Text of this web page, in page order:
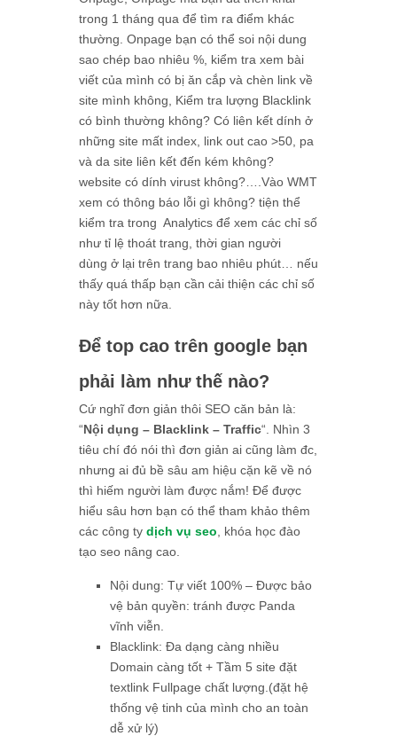
trong 1 tháng qua để tìm ra điểm khác
thường. Onpage bạn có thể soi nội dung
sao chép bao nhiêu %, kiểm tra xem bài
viết của mình có bị ăn cắp và chèn link về
site mình không, Kiểm tra lượng Blacklink
có bình thường không? Có liên kết dính ở
những site mất index, link out cao >50, pa
và da site liên kết đến kém không?
website có dính virust không?….Vào WMT
xem có thông báo lỗi gì không? tiện thể
kiểm tra trong Analytics để xem các chỉ số
như tỉ lệ thoát trang , thời gian người
dùng ở lại trên trang bao nhiêu phút… nếu
thấy quá thấp bạn cần cải thiện các chỉ số
này tốt hơn nữa.
Để top cao trên google bạn
phải làm như thế nào?
Cứ nghĩ đơn giản thôi SEO căn bản là:
“Nội dụng – Blacklink – Traffic“. Nhìn 3
tiêu chí đó nói thì đơn giản ai cũng làm đc,
nhưng ai đủ bề sâu am hiệu cặn kẽ về nó
thì hiếm người làm được nắm! Để được
hiểu sâu hơn bạn có thể tham khảo thêm
các công ty dịch vụ seo , khóa học đào
tạo seo nâng cao.
Nội dung: Tự viết 100% – Được bảo
vệ bản quyền: tránh được Panda
vĩnh viễn.
Blacklink: Đa dạng càng nhiều
Domain càng tốt + Tầm 5 site đặt
textlink Fullpage chất lượng.(đặt hệ
thống vệ tinh của mình cho an toàn
dễ xử lý)